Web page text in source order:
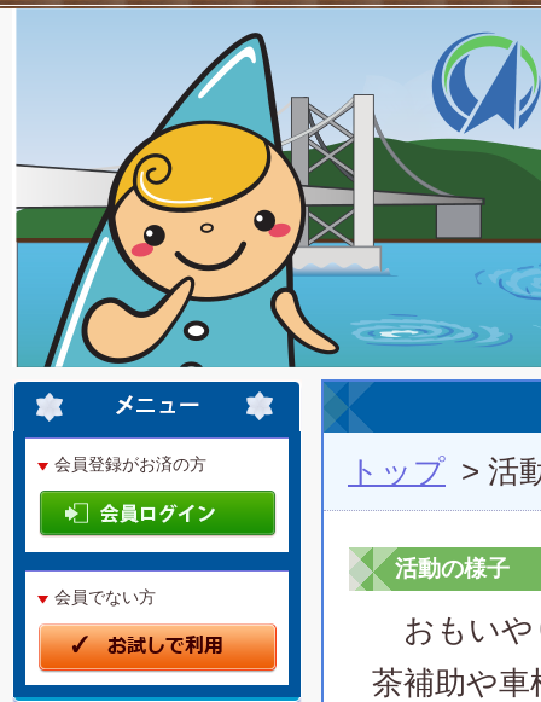
会員登録がお済の方
会員でない方
トップ > 活
活動の様子
おもいや
茶補助や車